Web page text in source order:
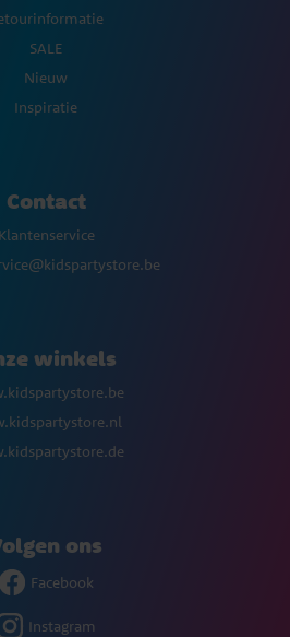
SALE
Nieuw
Inspiratie
Contact
Klantenservice
winkels
ons
Facebook
Instagram